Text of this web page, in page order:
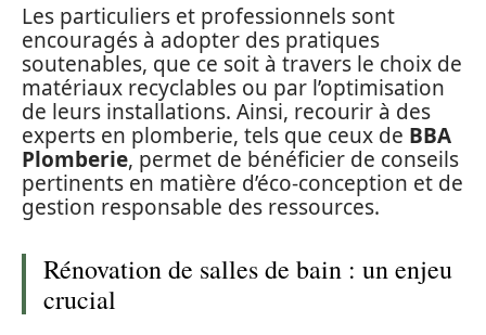
Les particuliers et professionnels sont
encouragés à adopter des pratiques
soutenables, que ce soit à travers le choix de
matériaux recyclables ou par l’optimisation
de leurs installations. Ainsi, recourir à des
experts en plomberie, tels que ceux de BBA
Plomberie, permet de bénéficier de conseils
pertinents en matière d’éco-conception et de
gestion responsable des ressources.
Rénovation de salles de bain : un enjeu
crucial